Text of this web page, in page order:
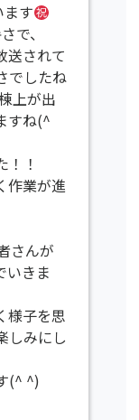
す
で、
送されて
でしたね
上が出
すね(^
！
作業が進
さんが
いきま
様子を思
しみにし
(^ ^)